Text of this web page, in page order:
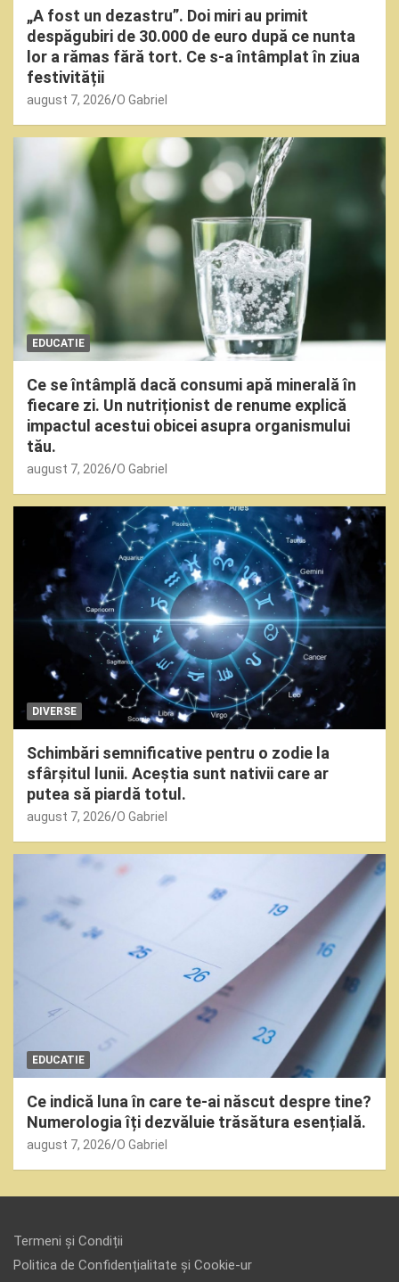
„A fost un dezastru”. Doi miri au primit
despăgubiri de 30.000 de euro după ce nunta
lor a rămas fără tort. Ce s-a întâmplat în ziua
festivității
august 7, 2026 O Gabriel
EDUCATIE
Ce se întâmplă dacă consumi apă minerală în
fiecare zi. Un nutriționist de renume explică
impactul acestui obicei asupra organismului
tău.
august 7, 2026 O Gabriel
DIVERSE
Schimbări semnificative pentru o zodie la
sfârșitul lunii. Aceștia sunt nativii care ar
putea să piardă totul.
august 7, 2026 O Gabriel
EDUCATIE
Ce indică luna în care te-ai născut despre tine?
Numerologia îți dezvăluie trăsătura esențială.
august 7, 2026 O Gabriel
Termeni și Condiții
Politica de Confidențialitate și Cookie-ur